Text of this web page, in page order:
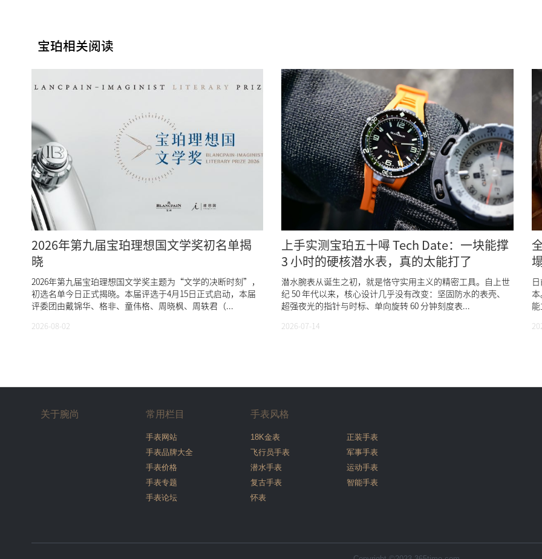
宝珀相关阅读
2026年第九届宝珀理想国文学奖初名单揭
晓
2026年第九届宝珀理想国文学奖主题为“文学的决断时刻”，
初选名单今日正式揭晓。本届评选于4月15日正式启动，本届
评委团由戴锦华、格非、童伟格、周晓枫、周轶君（...
2026-08-02
上手实测宝珀五十噚 Tech Date：一块能撑
3 小时的硬核潜水表，真的太能打了
潜水腕表从诞生之初，就是恪守实用主义的精密工具。自上世
纪 50 年代以来，核心设计几乎没有改变：坚固防水的表壳、
超强夜光的指针与时标、单向旋转 60 分钟刻度表...
2026-07-14
关于腕尚 常用栏目
手表网站
手表品牌大全
手表价格
手表专题
手表论坛
手表风格
18K金表
正装手表
飞行员手表
军事手表
潜水手表
运动手表
复古手表
智能手表
怀表